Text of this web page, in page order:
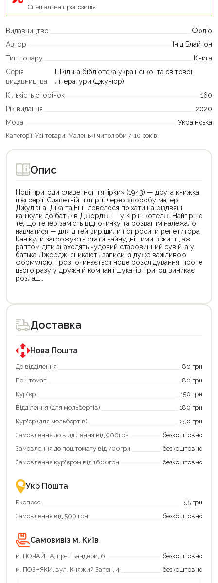
Спеціальна пропозиція
Видавництво
Фоліо
Автор
Інід Блайтон
Тип товару
Книга
Серія
видавництва
Шкільна бібліотека української та світової
літератури (джуніор)
Кількість сторінок
160
Рік видання
2020
Мова
Українська
Категорії: Усі товари, Маленькі читолюби 7-10 років
Опис
Нові пригоди славетної п'ятірки» (1943) — друга книжка
цієї серії. Славетній п'ятірці через хворобу матері
Джуліана, Діка та Енн довелося поїхати на різдвяні
канікули до батьків Джорджі — у Кірін-котедж. Найгірше
те, що тепер замість відпочинку та розваг їм належало
навчатися — для дітей вирішили попросити репетитора.
Канікули загрожують стати найнуднішими в житті, аж
раптом діти знаходять чудовий старовинний сувій, а у
батька Джорджі зникають записи із дуже важливою
формулою. І розпочинається нове розслідування, проте
цього разу у дружній компанії шукачів пригод виникає
розлад...
товар
для
покупки
державною
програмою
єКнига.
Використовуйте
карту
щоб
зекономити
та
отримати
переваги!
картою
єКнига
–
зручно
та
товар
для
покупки
державною
програмою
«Національний
кешбек».
покупку
«Національний
кешбек»
та
отримуйте
повернення
Економте
більше
разом
державною
підтримкою!
Доставка
Нова Пошта
До відділення
80 грн
Поштомат
80 грн
Кур'єр
150 грн
Відділення (для мольбертів)
180 грн
Кур'єр (для мольбертів)
250 грн
Замовлення до відділення від 900грн
безкоштовно
Замовлення до поштомату від 700грн
безкоштовно
Замовлення кур'єром від 1600грн
безкоштовно
Укр Пошта
Експрес
55 грн
Замовлення від 500 грн
безкоштовно
Самовивіз м. Київ
м. ПОЧАЙНА, пр-т Бандери, 6
безкоштовно
м. ПОЗНЯКИ, вул. Княжий Затон, 4
безкоштовно